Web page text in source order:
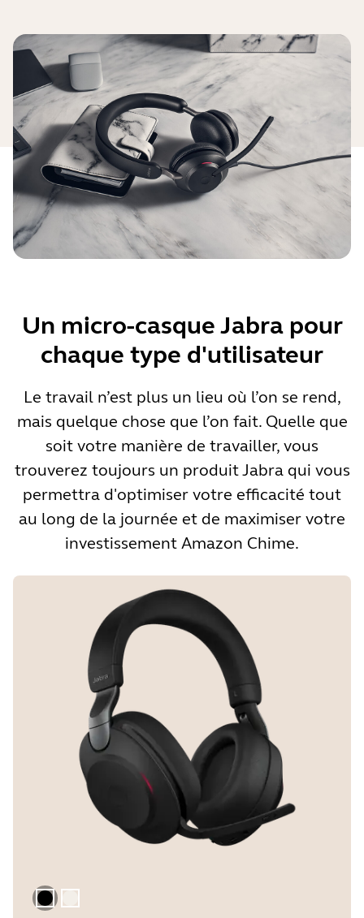
Un micro-casque Jabra pour
chaque type d'utilisateur
Le travail n’est plus un lieu où l’on se rend,
mais quelque chose que l’on fait. Quelle que
soit votre manière de travailler, vous
trouverez toujours un produit Jabra qui vous
permettra d'optimiser votre efficacité tout
au long de la journée et de maximiser votre
investissement Amazon Chime.
Le noirBeige Doré